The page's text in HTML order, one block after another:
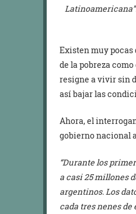
Existen muy pocas
de la pobreza
resigne a vivir sin
así bajar las
Ahora, el
gobierno nacional
“Durante los
a casi 25 millones
argentinos. Los
cada tres nenes de